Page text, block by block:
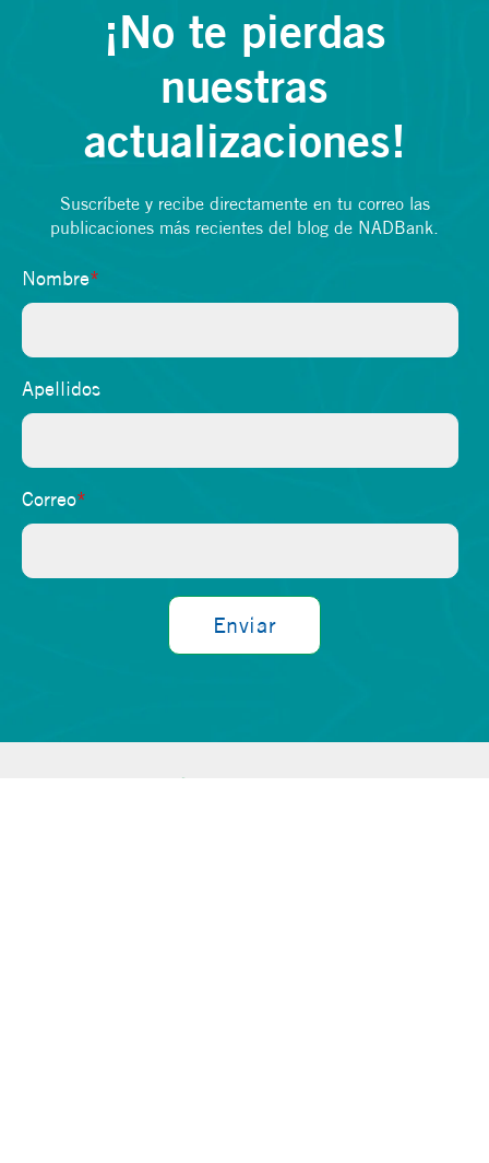
¡No te pierdas
nuestras
actualizaciones!
Suscríbete y recibe directamente en tu correo las
publicaciones más recientes del blog de NADBank.
Nombre*
Apellidos
Correo*